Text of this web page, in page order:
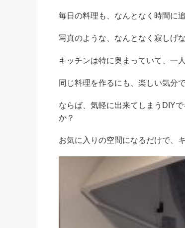
毎日の料理も、なんとなく時間に
写真のような、なんとなく寂しげな
キッチンは特に奥まっていて、一
同じ料理を作るにも、楽しい気分
ならば、気軽に出来てしまうDIY
か？
お気に入りの空間になるだけで、